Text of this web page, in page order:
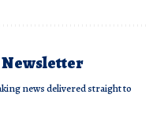
Newsletter
news delivered straight to